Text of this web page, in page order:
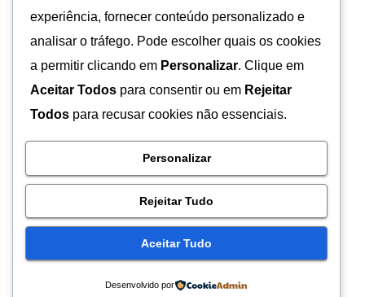
experiência, fornecer conteúdo personalizado e
analisar o tráfego. Pode escolher quais os cookies
a permitir clicando em Personalizar. Clique em
Aceitar Todos para consentir ou em Rejeitar
Todos para recusar cookies não essenciais.
Personalizar
Rejeitar Tudo
Aceitar Tudo
Desenvolvido por